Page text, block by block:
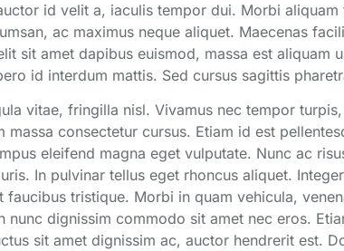
id velit a, iaculis tempor dui. Morbi
ac maximus neque aliquet. Maecenas
sit amet dapibus euismod, massa est aliquam
id interdum mattis. Sed cursus sagittis
vitae, fringilla nisl. Vivamus nec tempor
massa consectetur cursus. Etiam id est
eleifend magna eget vulputate. Nunc ac
In pulvinar tellus eget rhoncus aliquet.
tristique. Morbi in quam vehicula,
nunc dignissim commodo sit amet nec eros.
sit amet dignissim ac, auctor hendrerit est.